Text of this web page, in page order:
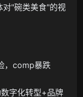
"碗类美食"的视
，comp暴跌
字化转型+品牌